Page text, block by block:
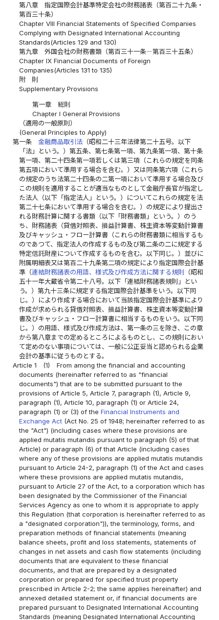
第八章 指定国際会計基準特定会社の財務諸表（第百二十九条・
第百三十条）
Chapter VIII Financial Statements of Specified Companies
Complying with Designated International Accounting
Standards(Articles 129 and 130)
第九章 外国会社の財務書類（第百三十一条―第百三十五条）
Chapter IX Financial Documents of Foreign
Companies(Articles 131 to 135)
附 則
Supplementary Provisions
第一章 総則
Chapter I General Provisions
（適用の一般原則）
(General Principles to Apply)
第一条
金融商品取引法 （昭和二十三年法律第二十五号。以下
「法」という。）第五条、第七条第一項、第九条第一項、第十条
第一項、第二十四条第一項若しくは第三項（これらの規定を同条
第五項において準用する場合を含む。）又は同条第六項（これら
の規定のうち法第二十四条の二第一項において準用する場合及び
この規則を適用することが適当なものとして金融庁長官が指定し
た法人（以下「指定法人」という。）についてこれらの規定を法
第二十七条において準用する場合を含む。）の規定により提出さ
れる財務計算に関する書類（以下「財務書類」という。）のう
ち、財務諸表（貸借対照表、損益計算書、株主資本等変動計算書
及びキャッシュ・フロー計算書（これらの財務書類に相当するも
のであつて、指定法人の作成するもの及び第二条の二に規定する
特定信託財産について作成するものを含む。以下同じ。）並びに
附属明細表又は第百二十九条第二項の規定により指定国際会計基
準（連結財務諸表の用語、様式及び作成方法に関する規則 （昭和
五十一年大蔵省令第二十八号。以下「連結財務諸表規則」とい
う。）第九十三条に規定する指定国際会計基準をいう。以下同
じ。）により作成する場合において当該指定国際会計基準により
作成が求められる貸借対照表、損益計算書、株主資本等変動計算
書及びキャッシュ・フロー計算書に相当するものをいう。以下同
じ。）の用語、様式及び作成方法は、第一条の三を除き、この章
から第八章までの定めるところによるものとし、この規則におい
て定めのない事項については、一般に公正妥当と認められる企業
会計の基準に従うものとする。
Article 1
(1)
From among the financial and accounting
documents (hereinafter referred to as "financial
documents") that are to be submitted pursuant to the
provisions of Article 5, Article 7, paragraph (1), Article 9,
paragraph (1), Article 10, paragraph (1) or Article 24,
paragraph (1) or (3) of theFinancial Instruments and
Exchange Act (Act No. 25 of 1948; hereinafter referred to as
the "Act") (including cases where these provisions are
applied mutatis mutandis pursuant to paragraph (5) of that
Article) or paragraph (6) of that Article (including cases
where any of these provisions are applied mutatis mutandis
pursuant to Article 24-2, paragraph (1) of the Act and cases
where these provisions are applied mutatis mutandis,
pursuant to Article 27 of the Act, to a corporation which has
been designated by the Commissioner of the Financial
Services Agency as one to whom it is appropriate to apply
this Regulation (that corporation is hereinafter referred to as
a "designated corporation")), the terminology, forms, and
preparation methods of financial statements (meaning
balance sheets, profit and loss statements, statements of
changes in net assets and cash flow statements (including
documents that are equivalent to these financial
documents, and that are prepared by a designated
corporation or prepared for specified trust property
prescribed in Article 2-2; the same applies hereinafter) and
annexed detailed statement or, if financial documents are
prepared pursuant to Designated International Accounting
Standards (meaning Designated International Accounting